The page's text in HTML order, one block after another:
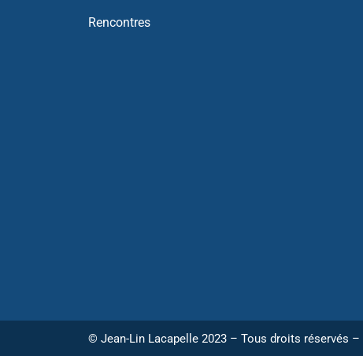
Rencontres
© Jean-Lin Lacapelle 2023 – Tous droits réservés –